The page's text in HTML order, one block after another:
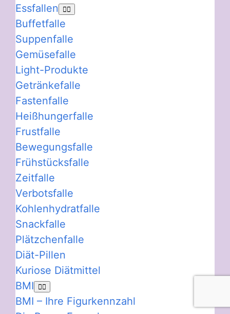
Essfallen
Buffetfalle
Suppenfalle
Gemüsefalle
Light-Produkte
Getränkefalle
Fastenfalle
Heißhungerfalle
Frustfalle
Bewegungsfalle
Frühstücksfalle
Zeitfalle
Verbotsfalle
Kohlenhydratfalle
Snackfalle
Plätzchenfalle
Diät-Pillen
Kuriose Diätmittel
BMI
BMI – Ihre Figurkennzahl